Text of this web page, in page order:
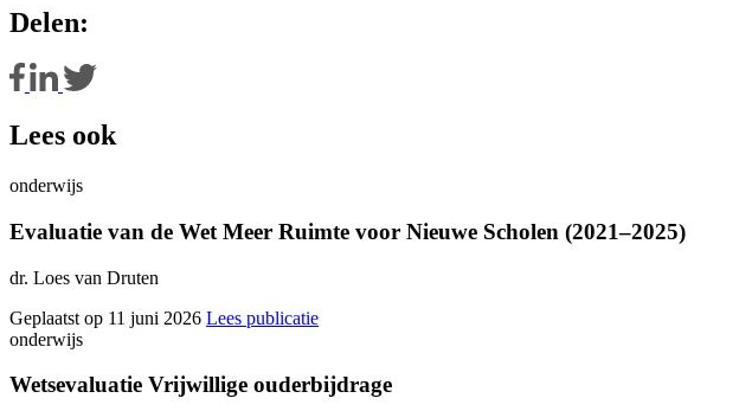
Delen:
Lees ook
onderwijs
Evaluatie van de Wet Meer Ruimte voor Nieuwe Scholen (2021–2025)
dr. Loes van Druten
Geplaatst op 11 juni 2026 Lees publicatie
onderwijs
Wetsevaluatie Vrijwillige ouderbijdrage